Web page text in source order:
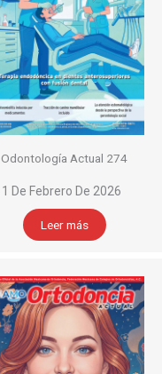
Odontología Actual 274
1 De Febrero De 2026
Leer más